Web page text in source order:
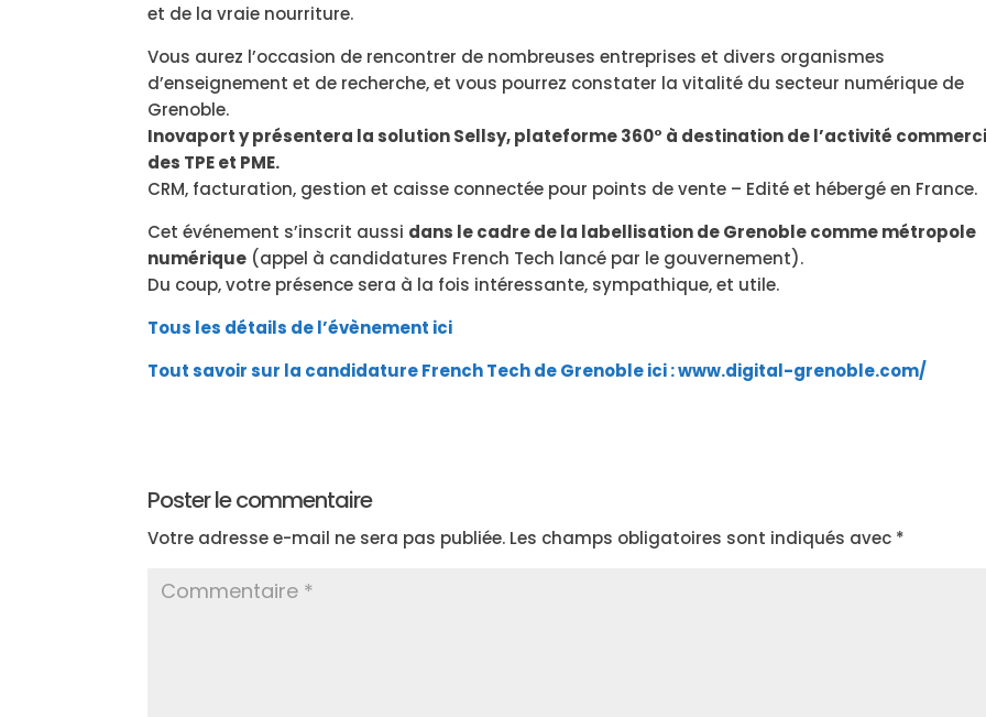
et de la vraie nourriture.
Vous aurez l’occasion de rencontrer de nombreuses entreprises et divers organismes
d’enseignement et de recherche, et vous pourrez constater la vitalité du secteur numérique de
Grenoble.
Inovaport y présentera la solution Sellsy, plateforme 360° à destination de l’activité
des TPE et PME.
CRM, facturation, gestion et caisse connectée pour points de vente – Edité et hébergé en France.
Cet événement s’inscrit aussi dans le cadre de la labellisation de Grenoble comme métropole
numérique (appel à candidatures French Tech lancé par le gouvernement).
Du coup, votre présence sera à la fois intéressante, sympathique, et utile.
Tous les détails de l’évènement ici
Tout savoir sur la candidature French Tech de Grenoble ici : www.digital-grenoble.com/
Poster le commentaire
Votre adresse e-mail ne sera pas publiée. Les champs obligatoires sont indiqués avec *